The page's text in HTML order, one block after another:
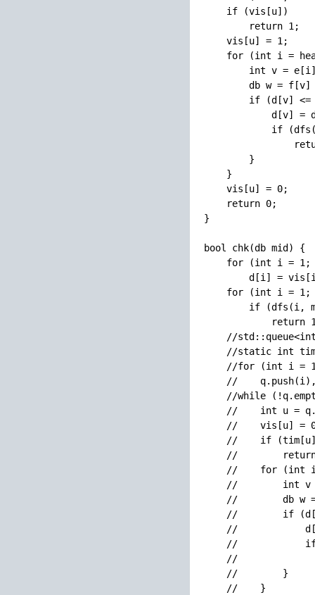
    if (vis[u])
        return 1;
    vis[u] = 1;
for (int i =
int v =
db w = f[v]
if (d[v] <=
d[v] =
if
        }
    }
    vis[u] = 0;
    return 0;
}
bool chk(db mid) {
for (int i = 1;
d[i] =
for (int i = 1;
if (dfs(i,
return
//
//static int
//for (int i =
//
//while
//    int u =
//    vis[u] =
//    if
//
//    for (int
//        int v
//        db w
//        if
//
//
//
    //        }
    //    }